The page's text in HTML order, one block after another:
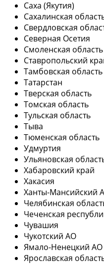
Саха (Якутия)
Сахалинская
Свердловская
Северная Осетия
Смоленская область
Ставропольский
Тамбовская область
Татарстан
Тверская область
Томская область
Тульская область
Тыва
Тюменская область
Удмуртия
Ульяновская
Хабаровский край
Хакасия
Ханты-Мансийский
Челябинская
Чеченская
Чувашия
Чукотский АО
Ямало-Ненецкий АО
Ярославская